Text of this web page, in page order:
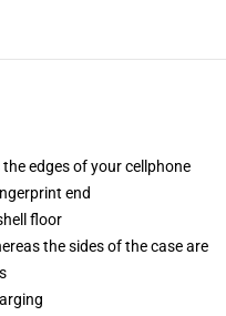
edges of your cellphone
end
floor
the sides of the case are